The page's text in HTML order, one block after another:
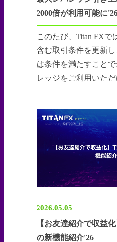
2000倍が利用可能に'26
このたび、Titan FXで
含む取引条件を更新
は条件を満たすこと
レッジをご利用いた
2026.05.05
【お友達紹介で収益
の新機能紹介'26